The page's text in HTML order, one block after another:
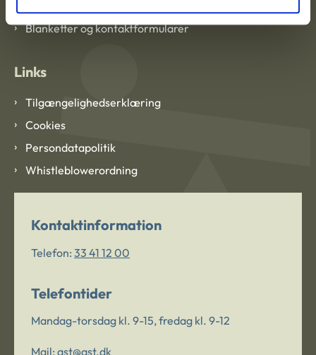
Blanketter og kontaktformularer
Links
Tilgængelighedserklæring
Cookies
Persondatapolitik
Whistleblowerordning
Kontaktinformation
Telefon: 33 41 12 00
Telefontider
Mandag-torsdag kl. 9-15, fredag kl. 9-12
Mail: ast@ast.dk